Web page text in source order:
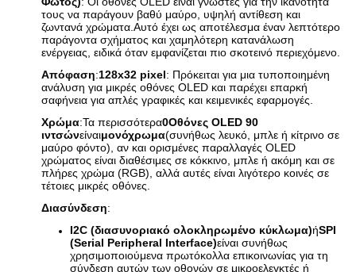
τους να παράγουν βαθύ μαύρο, υψηλή αντίθεση και
ζωντανά χρώματα.Αυτό έχει ως αποτέλεσμα έναν λεπτότερο
παράγοντα σχήματος και χαμηλότερη κατανάλωση
ενέργειας, ειδικά όταν εμφανίζεται πιο σκοτεινό περιεχόμενο.
Απόφαση:128x32 pixel: Πρόκειται για μια τυποποιημένη
ανάλυση για μικρές οθόνες OLED και παρέχει επαρκή
σαφήνεια για απλές γραφικές και κειμενικές εφαρμογές.
Χρώμα:Τα περισσότερα0Οθόνες OLED 90
ιντσώνείναιμονόχρωμα(συνήθως λευκό, μπλε ή κίτρινο σε
μαύρο φόντο), αν και ορισμένες παραλλαγές OLED
χρώματος είναι διαθέσιμες σε κόκκινο, μπλε ή ακόμη και σε
πλήρες χρώμα (RGB), αλλά αυτές είναι λιγότερο κοινές σε
τέτοιες μικρές οθόνες.
Διασύνδεση:
I2C (διασυνοριακό ολοκληρωμένο κύκλωμα)ήSPI
(Serial Peripheral Interface)είναι συνήθως
χρησιμοποιούμενα πρωτόκολλα επικοινωνίας για τη
σύνδεση αυτών των οθονών σε μικροελεγκτές ή